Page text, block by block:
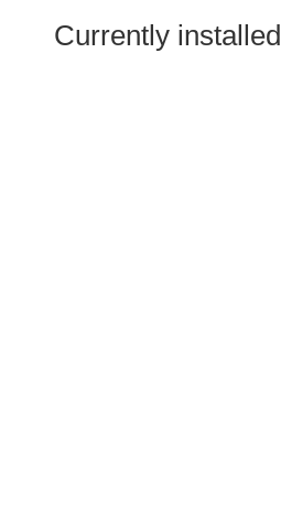
Currently installed